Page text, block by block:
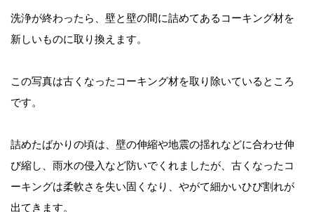
洗浄が終わったら、壁と壁の間に詰めてあるコーキング材を
新しいものに取り換えます。
この写真は古くなったコーキング材を取り除いているところ
です。
詰めたばかりの頃は、壁の伸縮や地震の揺れなどに合わせ伸
び縮し、雨水の侵入など防いでくれましたが、古くなったコ
ーキングは柔軟さを失い固くなり、やがて細かいひび割れが
出てきます。